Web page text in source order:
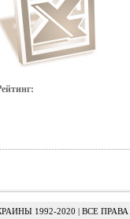
1992-2020 | ВСЕ